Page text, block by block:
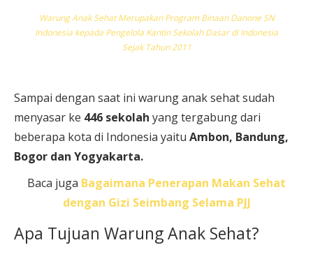
Warung Anak Sehat Merupakan Program Binaan Danone SN
Indonesia kepada Pengelola Kantin Sekolah Dasar di Indonesia
Sejak Tahun 2011
Sampai dengan saat ini warung anak sehat sudah
menyasar ke 446 sekolah yang tergabung dari
beberapa kota di Indonesia yaitu Ambon, Bandung,
Bogor dan Yogyakarta.
Baca juga Bagaimana Penerapan Makan Sehat
dengan Gizi Seimbang Selama PJJ
Apa Tujuan Warung Anak Sehat?